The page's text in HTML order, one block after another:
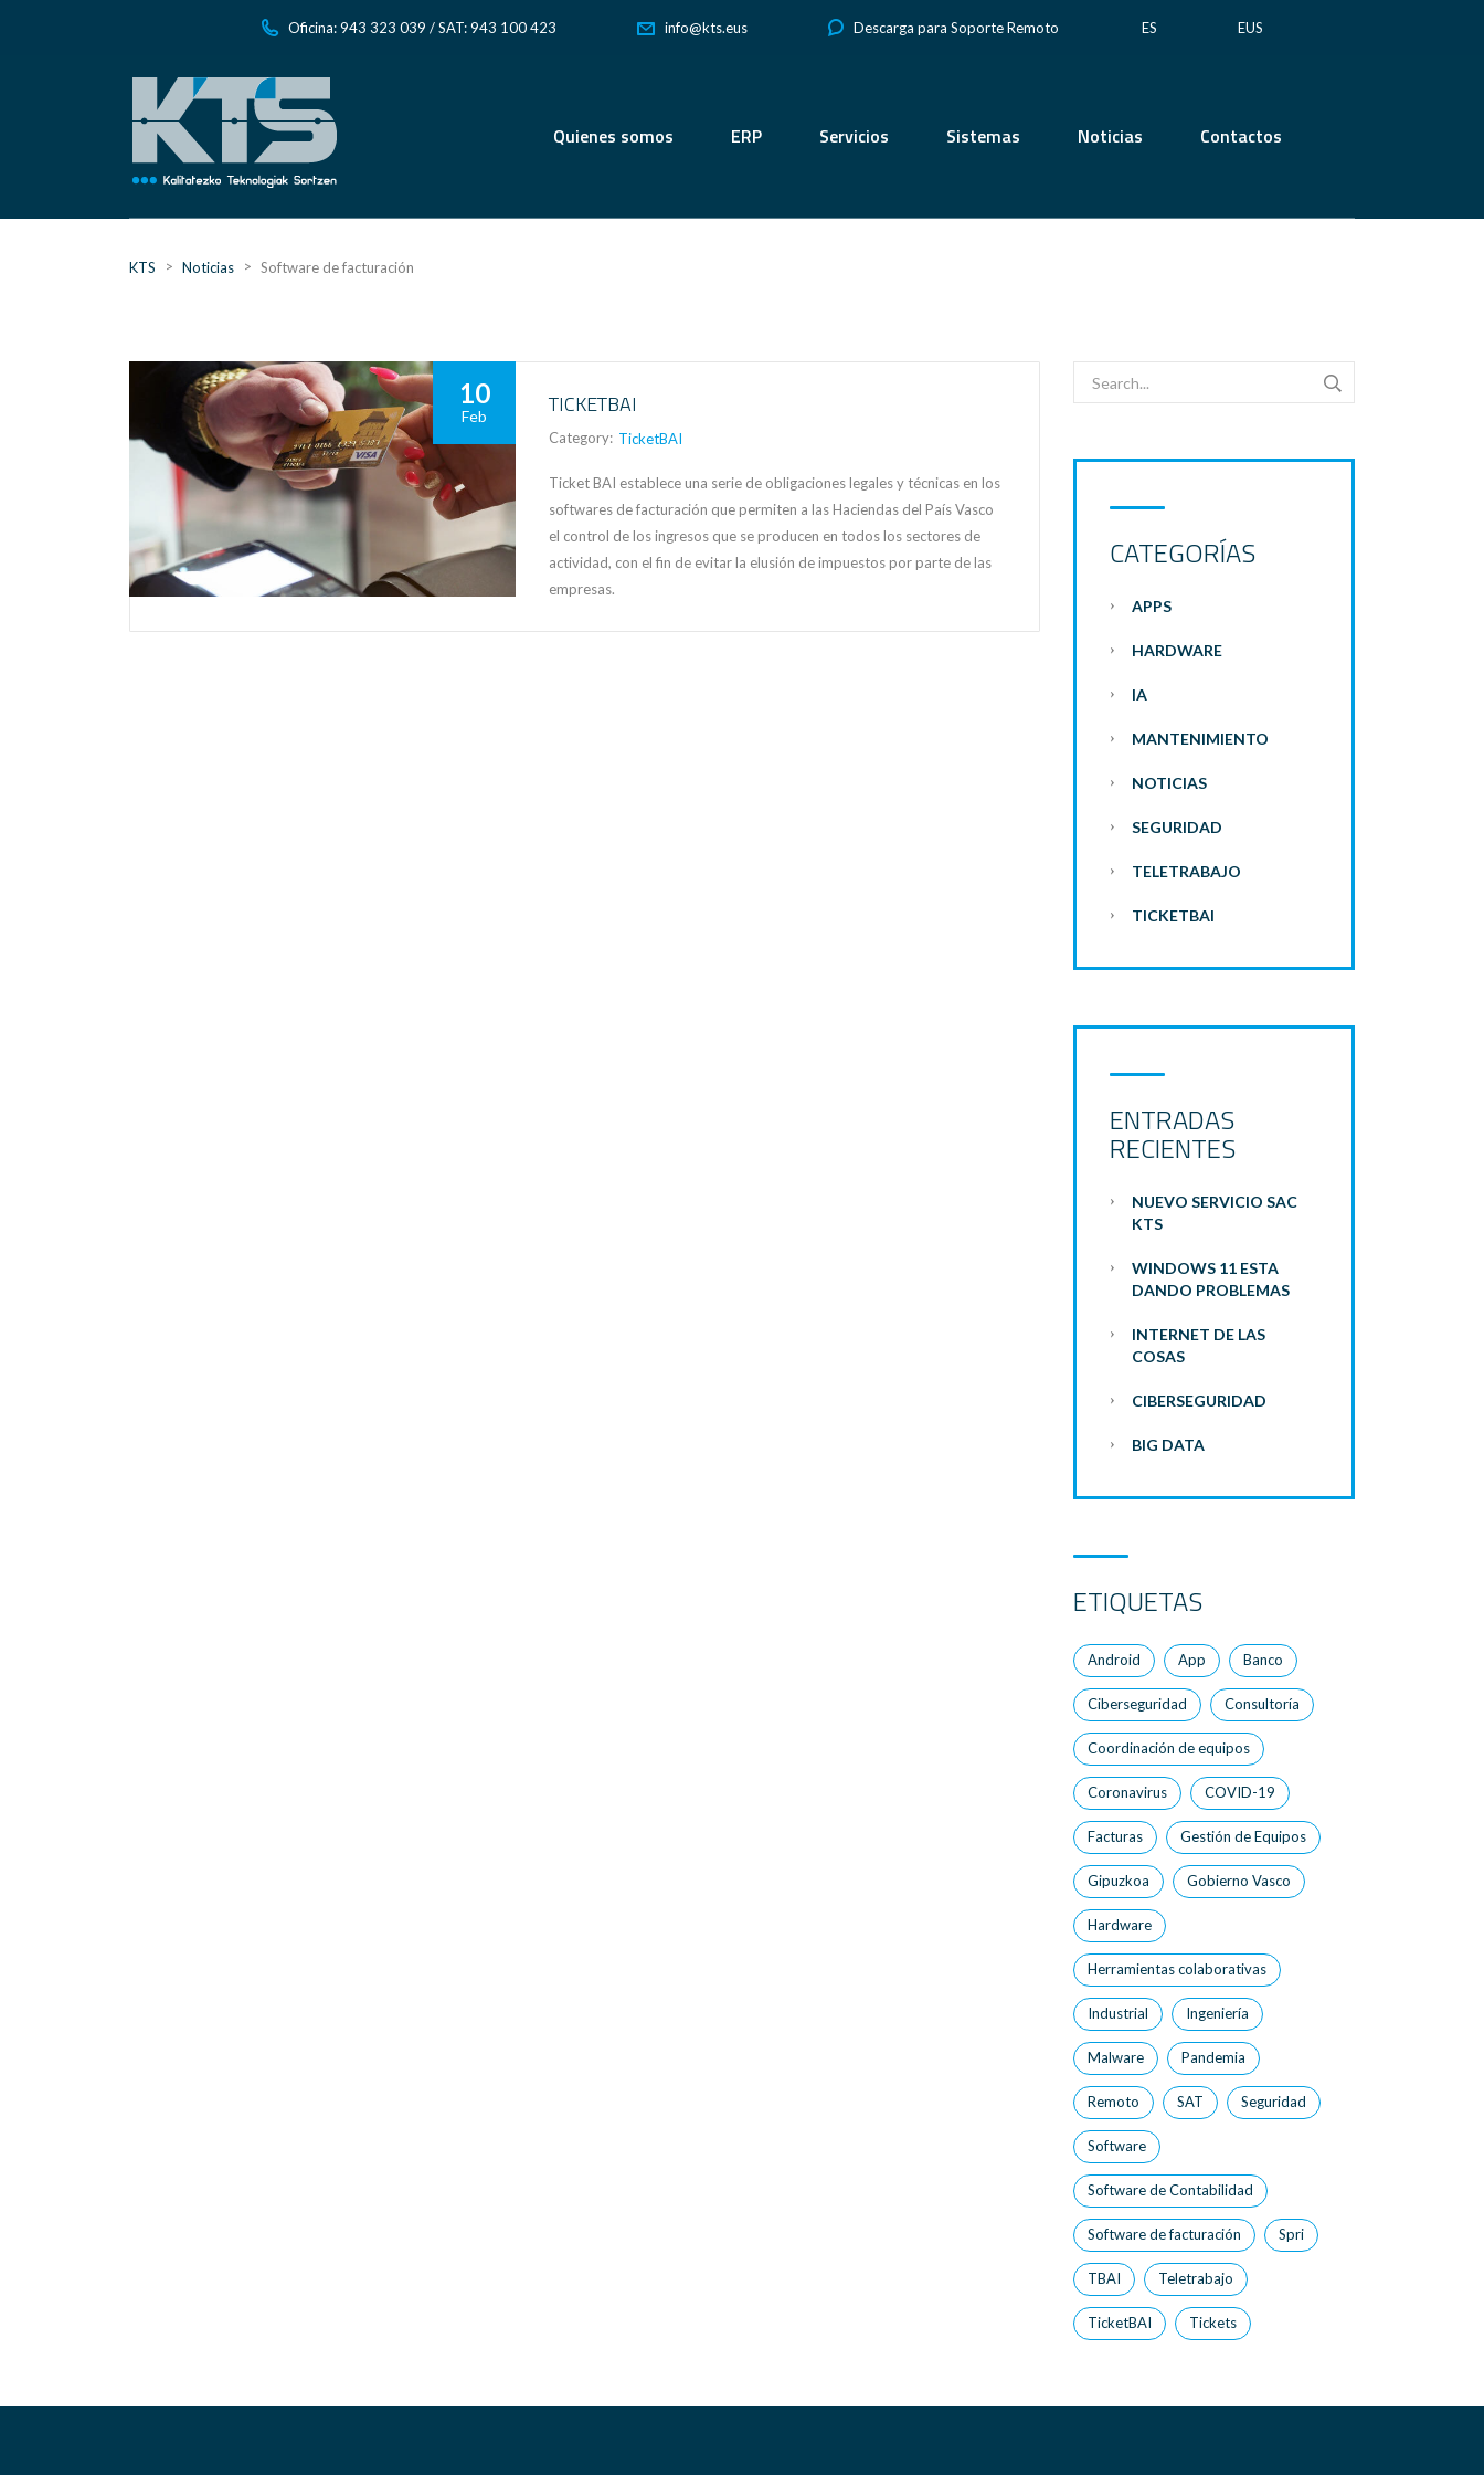
Oficina: 943 323 039 / SAT: 943 100 423 info@kts.eus Descarga para Soporte Remoto ES EUS
Quienes somos ERP Servicios Sistemas Noticias Contactos
KTS > Noticias > Software de facturación
10
Feb TICKETBAI
Category: TicketBAI
Ticket BAI establece una serie de obligaciones legales y técnicas en los
softwares de facturación que permiten a las Haciendas del País Vasco
el control de los ingresos que se producen en todos los sectores de
actividad, con el fin de evitar la elusión de impuestos por parte de las
empresas.
CATEGORÍAS
APPS
HARDWARE
IA
MANTENIMIENTO
NOTICIAS
SEGURIDAD
TELETRABAJO
TICKETBAI
ENTRADAS
RECIENTES
NUEVO SERVICIO SAC
KTS
WINDOWS 11 ESTA
DANDO PROBLEMAS
INTERNET DE LAS
COSAS
CIBERSEGURIDAD
BIG DATA
ETIQUETAS
Android App Banco
Ciberseguridad Consultoría
Coordinación de equipos
Coronavirus COVID-19
Facturas Gestión de Equipos
Gipuzkoa Gobierno Vasco
Hardware
Herramientas colaborativas
Industrial Ingeniería
Malware Pandemia
Remoto SAT Seguridad
Software
Software de Contabilidad
Software de facturación Spri
TBAI Teletrabajo
TicketBAI Tickets